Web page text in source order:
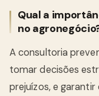
Qual a
no
A consultoria
tomar decisões
prejuízos, e